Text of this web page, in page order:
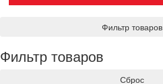
Фильтр товаров
Фильтр товаров
Сброс